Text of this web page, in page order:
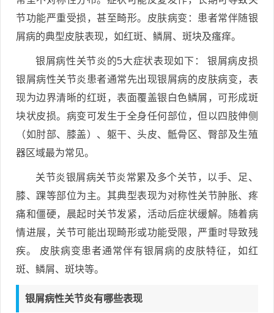
节功能严重受损，甚至畸形。皮肤病变：患者常伴随银
屑病的典型皮肤表现，如红斑、鳞屑、斑块及瘙痒。
银屑病性关节炎的5大症状表现如下： 银屑病皮损
银屑病性关节炎患者通常先出现银屑病的皮肤病变，表
现为边界清晰的红斑，表面覆盖银白色鳞屑，可形成斑
块状皮损。病变可发生于全身任何部位，但以四肢伸侧
（如肘部、膝盖）、躯干、头皮、骶骨区、臀部及生殖
器区域最为常见。
关节炎银屑病关节炎常累及多个关节，以手、足、
膝、踝等部位为主。其典型表现为对称性关节肿胀、疼
痛和僵硬，晨起时关节发紧，活动后症状缓解。随着病
情进展，关节可能出现畸形或功能受限，严重时导致残
疾。 皮肤病变患者通常伴有银屑病的皮肤特征，如红
斑、鳞屑、斑块等。
银屑病性关节炎有哪些表现